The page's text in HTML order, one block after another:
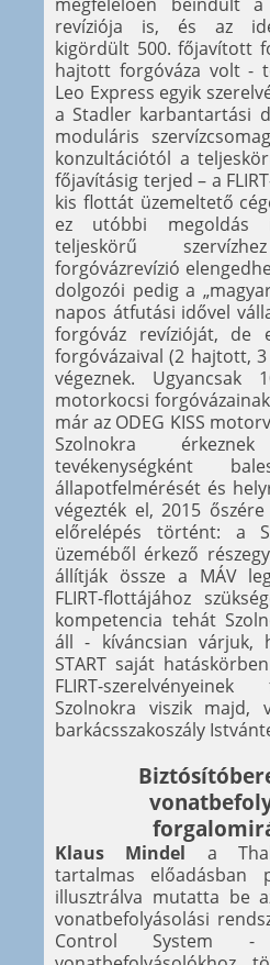
revíziója is, és az
kigördült 500. főjavított
hajtott forgóváza volt -
Leo Express egyik
a Stadler karbantartási
moduláris
konzultációtól a
főjavításig terjed – a
kis flottát üzemeltető
ez utóbbi megoldás
teljeskörű
forgóvázrevízió
dolgozói pedig a
napos átfutási idővel
forgóváz revízióját, de
forgóvázaival (2 hajtott,
végeznek.
motorkocsi
már az ODEG KISS
Szolnokra
tevékenységként
állapotfelmérését és
végezték el, 2015
előrelépés történt: a
üzeméből érkező
állítják össze a MÁV
FLIRT-flottájához
kompetencia tehát
áll - kíváncsian várjuk,
START saját
FLIRT-
Szolnokra viszik majd,
barkácsszakoszály
Klaus Mindel a
tartalmas előadásban
illusztrálva mutatta be
vonatbefolyásolási
Control System -